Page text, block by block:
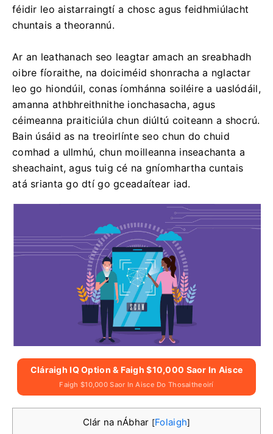
féidir leo aistarraingtí a chosc agus feidhmiúlacht
chuntais a theorannú.
Ar an leathanach seo leagtar amach an sreabhadh
oibre fíoraithe, na doiciméid shonracha a nglactar
leo go hiondúil, conas íomhánna soiléire a uaslódáil,
amanna athbhreithnithe ionchasacha, agus
céimeanna praiticiúla chun diúltú coiteann a shocrú.
Bain úsáid as na treoirlínte seo chun do chuid
comhad a ullmhú, chun moilleanna inseachanta a
sheachaint, agus tuig cé na gníomhartha cuntais
atá srianta go dtí go gceadaítear iad.
Cláraigh IQ Option & Faigh $10,000 Saor In Aisce
Faigh $10,000 Saor In Aisce Do Thosaitheoirí
Clár na nÁbhar [Folaigh]